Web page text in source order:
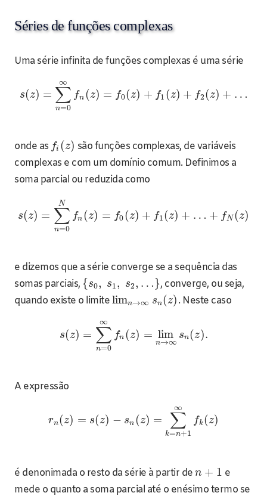
Séries de funções complexas
Uma série infinita de funções complexas é uma série
s(z) = ∑
n=0
∞
fn (z) = f0(z) + f1 (z) + f2(z) + …
onde as fi (z) são funções complexas, de variáveis
complexas e com um domínio comum. Definimos a
soma parcial ou reduzida como
s(z) = ∑
n=0
N
fn (z) = f0(z) + f1(z) + … + fN (z)
e dizemos que a série converge se a sequência das
somas parciais, {s0, s1, s2, …}, converge, ou seja,
quando existe o limitelimn→∞ sn(z). Neste caso
s(z) = ∑
n=0
∞
fn (z) = lim
n→∞
sn(z).
A expressão
rn(z) = s(z) − sn (z) = ∑
k=n+1
∞
fk(z)
é denonimada o resto da série à partir de n + 1 e
mede o quanto a soma parcial até o enésimo termo se